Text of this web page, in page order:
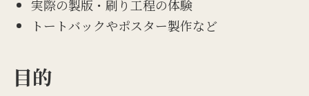
実際の製版・刷り工程の体験
トートバックやポスター製作など
目的